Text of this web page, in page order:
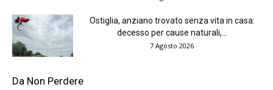
Ostiglia, anziano trovato senza vita in casa:
decesso per cause naturali,...
7 Agosto 2026
Da Non Perdere